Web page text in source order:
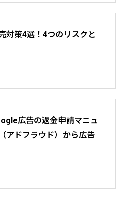
対策4選！4つのリスクと
広告の返金申請マニュ
アドフラウド）から広告